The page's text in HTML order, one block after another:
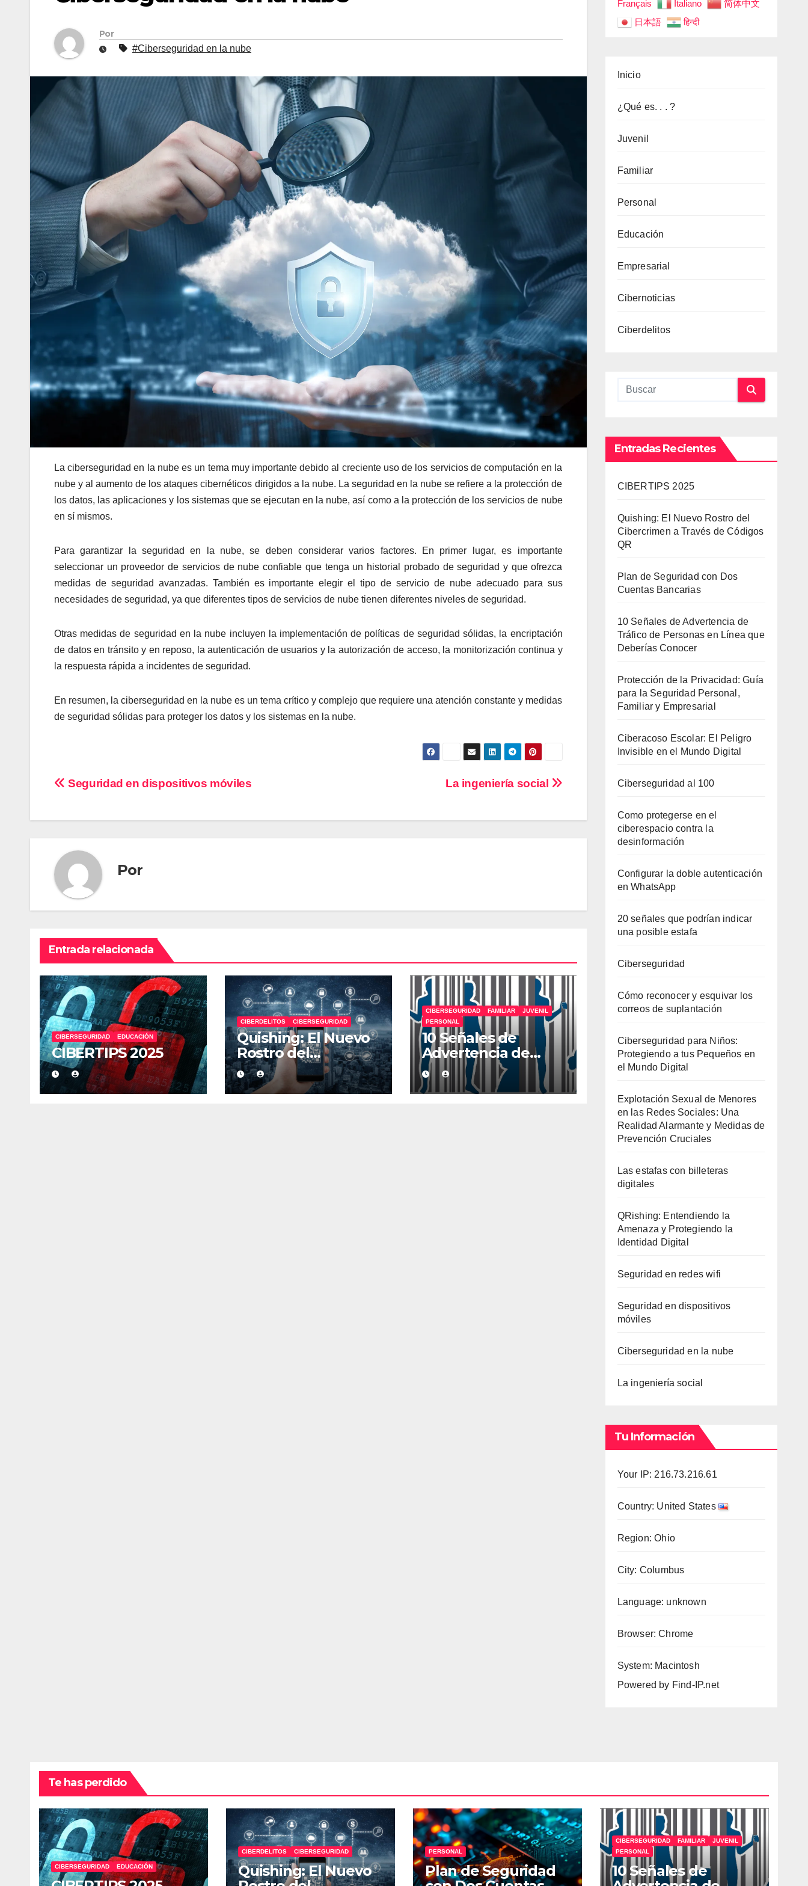
Por
#Ciberseguridad en la nube
La ciberseguridad en la nube es un tema muy importante debido al creciente uso de los servicios de computación en la
nube y al aumento de los ataques cibernéticos dirigidos a la nube. La seguridad en la nube se refiere a la protección de
los datos, las aplicaciones y los sistemas que se ejecutan en la nube, así como a la protección de los servicios de nube
en sí mismos.
Para garantizar la seguridad en la nube, se deben considerar varios factores. En primer lugar, es importante
seleccionar un proveedor de servicios de nube confiable que tenga un historial probado de seguridad y que ofrezca
medidas de seguridad avanzadas. También es importante elegir el tipo de servicio de nube adecuado para sus
necesidades de seguridad, ya que diferentes tipos de servicios de nube tienen diferentes niveles de seguridad.
Otras medidas de seguridad en la nube incluyen la implementación de políticas de seguridad sólidas, la encriptación
de datos en tránsito y en reposo, la autenticación de usuarios y la autorización de acceso, la monitorización continua y
la respuesta rápida a incidentes de seguridad.
En resumen, la ciberseguridad en la nube es un tema crítico y complejo que requiere una atención constante y medidas
de seguridad sólidas para proteger los datos y los sistemas en la nube.
Navegación
La ingeniería social
Seguridad en dispositivos móviles
Por
Entrada relacionada
CIBERSEGURIDAD EDUCACIÓN
CIBERTIPS 2025
CIBERDELITOS CIBERSEGURIDAD
Quishing: El Nuevo
Rostro del
Cibercrimen a
Través de Códigos
QR
CIBERSEGURIDAD FAMILIAR
JUVENIL
PERSONAL
10 Señales de
Advertencia de
Tráfico de Personas
en Línea que
Deberías Conocer
Français
Italiano
简体中文
日本語
हिन्दी
Inicio
¿Qué es. . . ?
Juvenil
Familiar
Personal
Educación
Empresarial
Cibernoticias
Ciberdelitos
Entradas Recientes
CIBERTIPS 2025
Quishing: El Nuevo Rostro del
Cibercrimen a Través de Códigos
QR
Plan de Seguridad con Dos
Cuentas Bancarias
10 Señales de Advertencia de
Tráfico de Personas en Línea que
Deberías Conocer
Protección de la Privacidad: Guía
para la Seguridad Personal,
Familiar y Empresarial
Ciberacoso Escolar: El Peligro
Invisible en el Mundo Digital
Ciberseguridad al 100
Como protegerse en el
ciberespacio contra la
desinformación
Configurar la doble autenticación
en WhatsApp
20 señales que podrían indicar
una posible estafa
Ciberseguridad
Cómo reconocer y esquivar los
correos de suplantación
Ciberseguridad para Niños:
Protegiendo a tus Pequeños en
el Mundo Digital
Explotación Sexual de Menores
en las Redes Sociales: Una
Realidad Alarmante y Medidas de
Prevención Cruciales
Las estafas con billeteras
digitales
QRishing: Entendiendo la
Amenaza y Protegiendo la
Identidad Digital
Seguridad en redes wifi
Seguridad en dispositivos
móviles
Ciberseguridad en la nube
La ingeniería social
Tu Información
Your IP: 216.73.216.61
Country: United States
Region: Ohio
City: Columbus
Language: unknown
Browser: Chrome
System: Macintosh
Powered by Find-IP.net
Te has perdido
CIBERSEGURIDAD EDUCACIÓN
CIBERDELITOS CIBERSEGURIDAD
Quishing: El Nuevo
PERSONAL
Plan de Seguridad
CIBERSEGURIDAD FAMILIAR
JUVENIL
PERSONAL
10 Señales de